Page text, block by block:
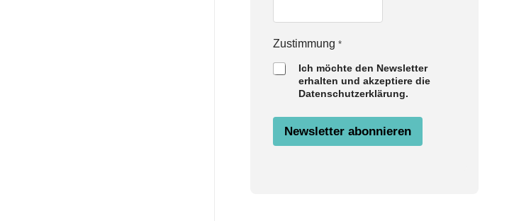
N
m
e
s
Zustimmung *
Ich möchte den Newsletter
erhalten und akzeptiere die
Datenschutzerklärung.
Newsletter abonnieren